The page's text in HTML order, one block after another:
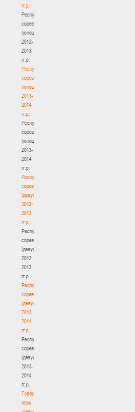
гг.р.
Республиканские
соревнования
(юноши)
2012-
2013
гг.р.
Республиканские
соревнования
(юноши)
2013-
2014
гг.р.
Республиканские
соревнования
(юноши)
2013-
2014
гг.р.
Республиканские
соревнования
(девушки)
2012-
2013
гг.р.
Республиканские
соревнования
(девушки)
2012-
2013
гг.р.
Республиканские
соревнования
(девушки)
2013-
2014
гг.р.
Республиканские
соревнования
(девушки)
2013-
2014
гг.р.
Товарищеские
игры